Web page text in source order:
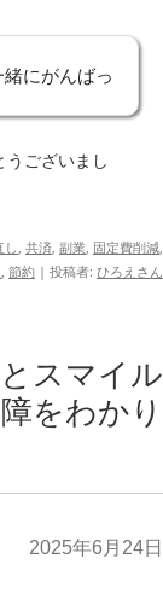
にがんばっ
ございまし
し, 共済, 副業, 固定費削減,
, 節約 | 投稿者: ひろえさん
スマイル
をわかり
2025年6月24日